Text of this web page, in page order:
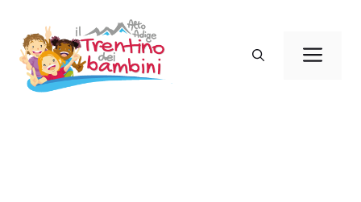
contenuto